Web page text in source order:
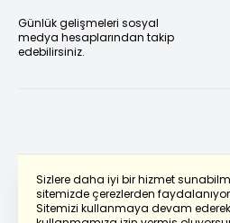
Sizlere daha iyi bir hizmet
sitemizde çerezlerden
Sitemizi kullanmaya devam
Günlük gelişmeleri sosyal
medya hesaplarından takip
edebilirsiniz.
Powered by